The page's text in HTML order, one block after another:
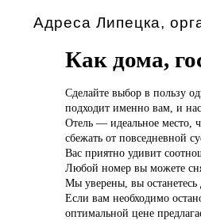
Адреса Липецка,
Как дома,
Сделайте выбор в пользу
подходит именно вам, и
Отель — идеальное место,
сбежать от повседневной
Вас приятно удивит
Любой номер вы можете
Мы уверены, вы
Если вам необходимо
оптимальной цене